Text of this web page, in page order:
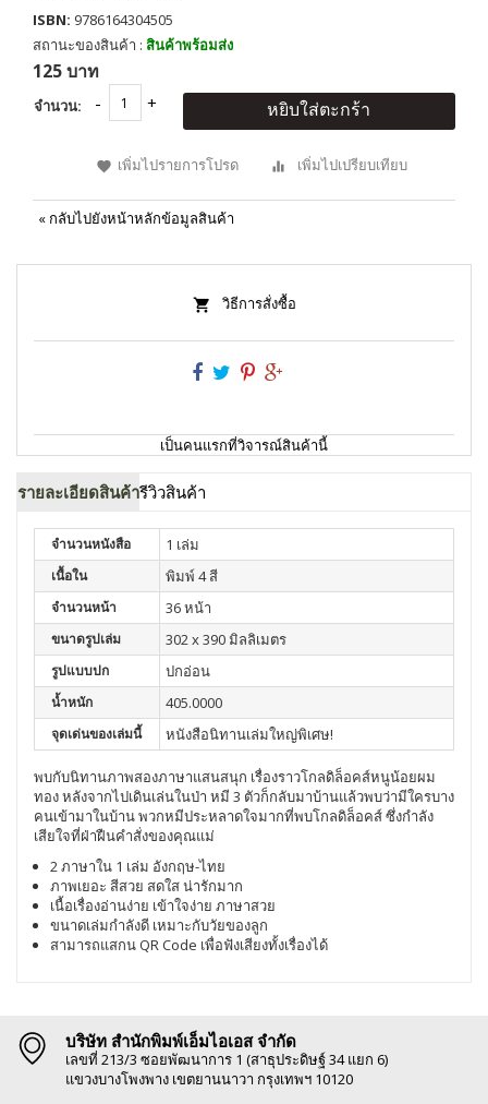
ISBN: 9786164304505
สถานะของสินค้า : สินค้าพร้อมส่ง
125 บาท
จำนวน: หยิบใส่ตะกร้า
เพิ่มไปรายการโปรด เพิ่มไปเปรียบเทียบ
« กลับไปยังหน้าหลักข้อมูลสินค้า
วิธีการสั่งซื้อ
เป็นคนแรกที่วิจารณ์สินค้านี้
รายละเอียดสินค้ารีวิวสินค้า
จำนวนหนังสือ 1 เล่ม
เนื้อใน พิมพ์ 4 สี
จำนวนหน้า 36 หน้า
ขนาดรูปเล่ม 302 x 390 มิลลิเมตร
รูปแบบปก ปกอ่อน
น้ำหนัก 405.0000
จุดเด่นของเล่มนี้ หนังสือนิทานเล่มใหญ่พิเศษ!
พบกับนิทานภาพสองภาษาแสนสนุก เรื่องราวโกลดิล็อคส์หนูน้อยผม
ทอง หลังจากไปเดินเล่นในป่า หมี 3 ตัวก็กลับมาบ้านแล้วพบว่ามีใครบาง
คนเข้ามาในบ้าน พวกหมีประหลาดใจมากที่พบโกลดิล็อคส์ ซึ่งกำลัง
เสียใจที่ฝ่าฝืนคำสั่งของคุณแม่
2 ภาษาใน 1 เล่ม อังกฤษ-ไทย
ภาพเยอะ สีสวย สดใส น่ารักมาก
เนื้อเรื่องอ่านง่าย เข้าใจง่าย ภาษาสวย
ขนาดเล่มกำลังดี เหมาะกับวัยของลูก
สามารถแสกน QR Code เพื่อฟังเสียงทั้งเรื่องได้
บริษัท สำนักพิมพ์เอ็มไอเอส จำกัด
เลขที่ 213/3 ซอยพัฒนาการ 1 (สาธุประดิษฐ์ 34 แยก 6)
แขวงบางโพงพาง เขตยานนาวา กรุงเทพฯ 10120